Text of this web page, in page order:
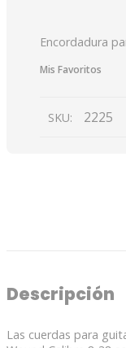
Encordadura
Mis Favoritos
SKU: 2225
Descripción
Las cuerdas para